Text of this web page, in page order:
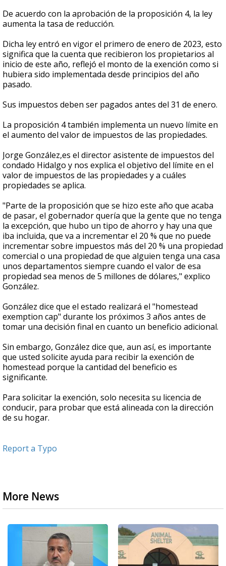
De acuerdo con la aprobación de la proposición 4, la ley
aumenta la tasa de reducción.
Dicha ley entró en vigor el primero de enero de 2023, esto
significa que la cuenta que recibieron los propietarios al
inicio de este año, reflejó el monto de la exención como si
hubiera sido implementada desde principios del año
pasado.
Sus impuestos deben ser pagados antes del 31 de enero.
La proposición 4 también implementa un nuevo límite en
el aumento del valor de impuestos de las propiedades.
Jorge González,es el director asistente de impuestos del
condado Hidalgo y nos explica el objetivo del límite en el
valor de impuestos de las propiedades y a cuáles
propiedades se aplica.
"Parte de la proposición que se hizo este año que acaba
de pasar, el gobernador quería que la gente que no tenga
la excepción, que hubo un tipo de ahorro y hay una que
iba incluida, que va a incrementar el 20 % que no puede
incrementar sobre impuestos más del 20 % una propiedad
comercial o una propiedad de que alguien tenga una casa
unos departamentos siempre cuando el valor de esa
propiedad sea menos de 5 millones de dólares," explico
González.
González dice que el estado realizará el "homestead
exemption cap" durante los próximos 3 años antes de
tomar una decisión final en cuanto un beneficio adicional.
Sin embargo, González dice que, aun así, es importante
que usted solicite ayuda para recibir la exención de
homestead porque la cantidad del beneficio es
significante.
Para solicitar la exención, solo necesita su licencia de
conducir, para probar que está alineada con la dirección
de su hogar.
Report a Typo
More News